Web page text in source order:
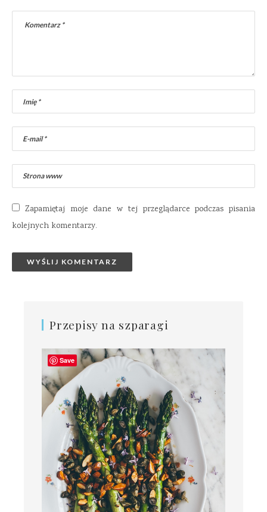
Zapamiętaj moje dane w tej przeglądarce podczas pisania
kolejnych komentarzy.
Przepisy na szparagi
Save